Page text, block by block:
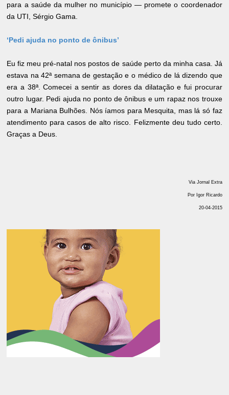
para a saúde da mulher no município — promete o coordenador
da UTI, Sérgio Gama.
‘Pedi ajuda no ponto de ônibus’
Eu fiz meu pré-natal nos postos de saúde perto da minha casa. Já
estava na 42ª semana de gestação e o médico de lá dizendo que
era a 38ª. Comecei a sentir as dores da dilatação e fui procurar
outro lugar. Pedi ajuda no ponto de ônibus e um rapaz nos trouxe
para a Mariana Bulhões. Nós íamos para Mesquita, mas lá só faz
atendimento para casos de alto risco. Felizmente deu tudo certo.
Graças a Deus.
Via Jornal Extra
Por Igor Ricardo
20-04-2015